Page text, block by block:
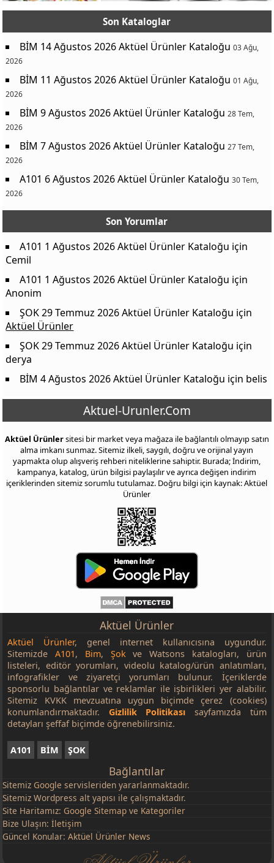
Son Kataloglar
BİM 14 Ağustos 2026 Aktüel Ürünler Kataloğu 03 Ağu,
2026
BİM 11 Ağustos 2026 Aktüel Ürünler Kataloğu 01 Ağu,
2026
BİM 9 Ağustos 2026 Aktüel Ürünler Kataloğu 28 Tem,
2026
BİM 7 Ağustos 2026 Aktüel Ürünler Kataloğu 27 Tem,
2026
A101 6 Ağustos 2026 Aktüel Ürünler Kataloğu 30 Tem,
2026
Son Yorumlar
A101 1 Ağustos 2026 Aktüel Ürünler Kataloğu için
Cemil
A101 1 Ağustos 2026 Aktüel Ürünler Kataloğu için
Anonim
ŞOK 29 Temmuz 2026 Aktüel Ürünler Kataloğu için
Aktüel Ürünler
ŞOK 29 Temmuz 2026 Aktüel Ürünler Kataloğu için
derya
BİM 4 Ağustos 2026 Aktüel Ürünler Kataloğu için belis
Aktuel-Urunler.Com
Aktüel Ürünlersitesi bir market veya mağaza ile bağlantılı olmayıp satın
alma imkanı sunmaz. Sitemiz ilkeli, saygılı, doğru ve orijinal yayın
yapmakta olup alışveriş rehberi niteliklerine sahiptir. Burada; İndirim,
kampanya, katalog, ürün bilgisi paylaşılır ve ayrıca değişen indirim
içeriklerinden sitemiz sorumlu tutulamaz. Doğru bilgi için kaynak: Aktüel
Ürünler
Aktüel Ürünler
Aktüel Ürünler, genel internet kullanıcısına uygundur.
SitemizdeA101, Bim, Şok ve Watsons katalogları, ürün
listeleri, editör yorumları, videolu katalog/ürün anlatımları,
infografikler ve ziyaretçi yorumları bulunur. İçeriklerde
sponsorlu bağlantılar ve reklamlar ile işbirlikleri yer alabilir.
Sitemiz KVKK mevzuatına uygun biçimde çerez (cookies)
konumlandırmaktadır. Gizlilik Politikası sayfamızda tüm
detayları şeffaf biçimde öğrenebilirsiniz.
A101 BİM ŞOK
Bağlantılar
Sitemiz Google servisleriden yararlanmaktadır.
Sitemiz Wordpress alt yapısı ile çalışmaktadır.
Site Haritamız: Google Sitemap ve Kategoriler
Bize Ulaşın:İletişim
Güncel Konular:Aktüel Ürünler News